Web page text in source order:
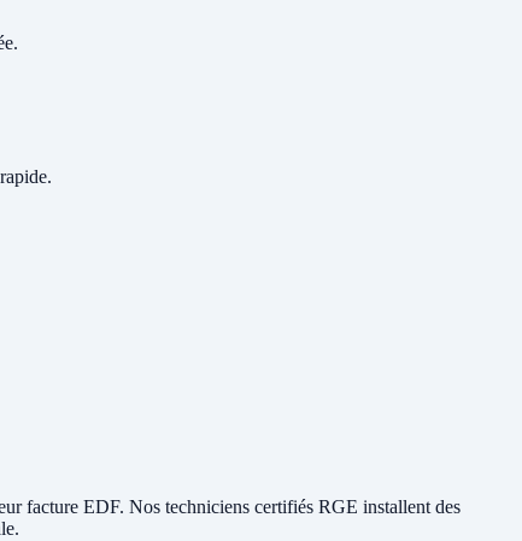
facture EDF. Nos techniciens certifiés RGE installent des